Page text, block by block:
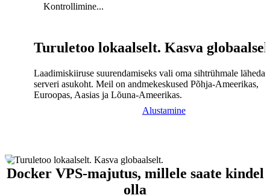
Kontrollimine...
Turuletoo lokaalselt. Kasva
Laadimiskiiruse suurendamiseks vali oma sihtrühmale lähedal
serveri asukoht. Meil on andmekeskused Põhja-Ameerikas,
Euroopas, Aasias ja Lõuna-Ameerikas.
Alustamine
Docker VPS-majutus, millele saate kindel
olla